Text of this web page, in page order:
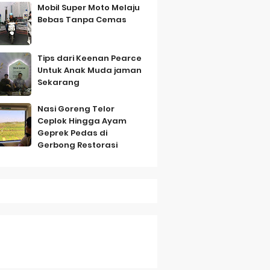
Mobil Super Moto Melaju
Bebas Tanpa Cemas
Tips dari Keenan Pearce
Untuk Anak Muda jaman
Sekarang
Nasi Goreng Telor
Ceplok Hingga Ayam
Geprek Pedas di
Gerbong Restorasi